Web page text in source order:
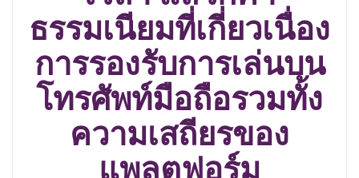
ธรรมเนียมที่เกี่ยวเนื่อง
การรองรับการเล่นบน
โทรศัพท์มือถือรวมทั้ง
ความเสถียรของ
แพลตฟอร์ม